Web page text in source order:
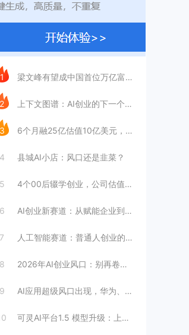
日推荐
1 梁文峰有望成中国首位万亿富豪？AI理工男
2 上下文图谱：AI创业的下一个万亿赛道
3 6个月融25亿估值10亿美元，王长虎增长
4 县城AI小店：风口还是韭菜？
5 4个00后辍学创业，公司估值4099亿
6 AI创业新赛道：从赋能企业到赋能个人
7 人工智能赛道：普通人创业的合适选择
8 2026年AI创业风口：别再卷大模型
9 AI应用超级风口出现，华为、英伟达都入局
可灵AI平台1.5 模型升级：上线人脸模